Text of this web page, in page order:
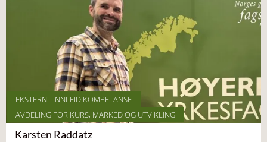
EKSTERNT INNLEID KOMPETANSE
AVDELING FOR KURS, MARKED OG UTVIKLING
Karsten Raddatz